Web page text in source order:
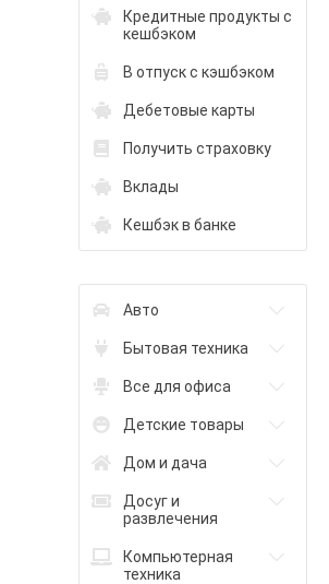
Кредитные продукты с
кешбэком
В отпуск с кэшбэком
Дебетовые карты
Получить страховку
Вклады
Кешбэк в банке
Авто
Бытовая техника
Все для офиса
Детские товары
Дом и дача
Досуг и
развлечения
Компьютерная
техника